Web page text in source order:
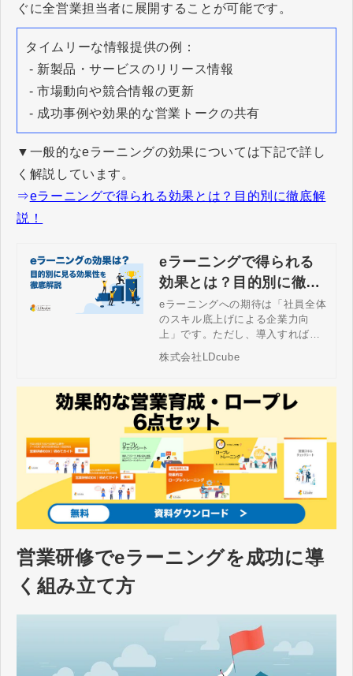
ぐに全営業担当者に展開することが可能です。
タイムリーな情報提供の例：
- 新製品・サービスのリリース情報
- 市場動向や競合情報の更新
- 成功事例や効果的な営業トークの共有
▼一般的なeラーニングの効果については下記で詳し
く解説しています。
⇒eラーニングで得られる効果とは？目的別に徹底解
説！
eラーニングで得られる
効果とは？目的別に徹底
解説！
eラーニングへの期待は「社員全体
のスキル底上げによる企業力向
上」です。ただし、導入すれば期
待する成果が得られるというもの
ではありません。本記事では「自
テンツやシステムを選ぶための確
認事項」「eラーニング導入で効果
を得ている企業組織の特徴」を解
説します。
株式会社LDcube
営業研修でeラーニングを成功に導
く組み立て方